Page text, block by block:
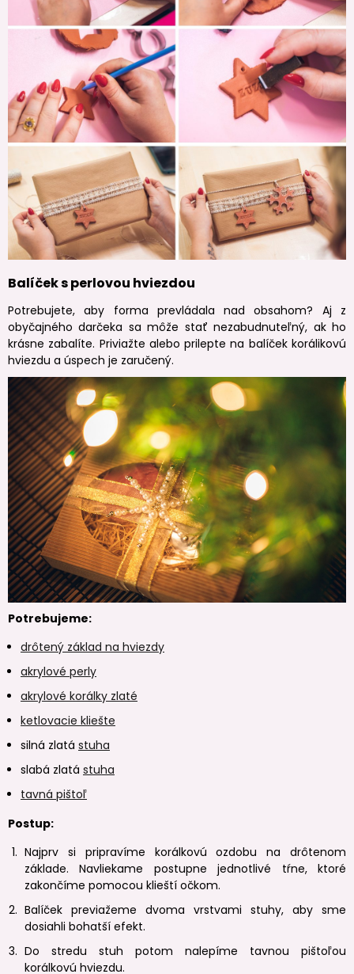
Balíček s perlovou hviezdou
Potrebujete, aby forma prevládala nad obsahom? Aj z
obyčajného darčeka sa môže stať nezabudnuteľný, ak ho
krásne zabalíte. Priviažte alebo prilepte na balíček korálikovú
hviezdu a úspech je zaručený.
Potrebujeme:
drôtený základ na hviezdy
akrylové perly
akrylové korálky zlaté
ketlovacie kliešte
silná zlatá stuha
slabá zlatá stuha
tavná pištoľ
Postup:
Najprv si pripravíme korálkovú ozdobu na drôtenom
základe. Navliekame postupne jednotlivé tŕne, ktoré
zakončíme pomocou klieští očkom.
Balíček previažeme dvoma vrstvami stuhy, aby sme
dosiahli bohatší efekt.
Do stredu stuh potom nalepíme tavnou pištoľou
korálkovú hviezdu.